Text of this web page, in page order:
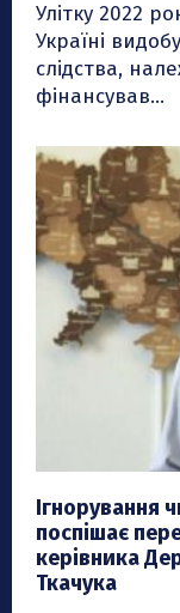
Улітку 2022
Україні
слідства,
фінансував...
Ігнорування
поспішає
керівника
Ткачука